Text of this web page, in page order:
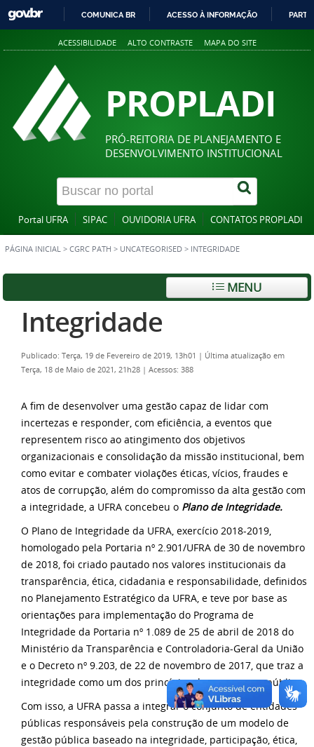
PARA
COMUNICA BR ACESSO À INFORMAÇÃO
ACESSIBILIDADE ALTO CONTRASTE MAPA DO SITE
PROPLADI
PRÓ-REITORIA DE PLANEJAMENTO E
DESENVOLVIMENTO INSTITUCIONAL
Portal UFRA SIPAC OUVIDORIA UFRA CONTATOS PROPLADI
PÁGINA INICIAL > CGRC PATH > UNCATEGORISED > INTEGRIDADE
MENU
Integridade
Publicado: Terça, 19 de Fevereiro de 2019, 13h01 | Última atualização em
Terça, 18 de Maio de 2021, 21h28 | Acessos: 388
A fim de desenvolver uma gestão capaz de lidar com
incertezas e responder, com eficiência, a eventos que
representem risco ao atingimento dos objetivos
organizacionais e consolidação da missão institucional, bem
como evitar e combater violações éticas, vícios, fraudes e
atos de corrupção, além do compromisso da alta gestão com
a integridade, a UFRA concebeu o Plano de Integridade.
O Plano de Integridade da UFRA, exercício 2018-2019,
homologado pela Portaria nº 2.901/UFRA de 30 de novembro
de 2018, foi criado pautado nos valores institucionais da
transparência, ética, cidadania e responsabilidade, definidos
no Planejamento Estratégico da UFRA, e teve por base as
orientações para implementação do Programa de
Integridade da Portaria nº 1.089 de 25 de abril de 2018 do
Ministério da Transparência e Controladoria-Geral da União
e o Decreto nº 9.203, de 22 de novembro de 2017, que traz a
integridade como um dos princípios da governança pública.
Com isso, a UFRA passa a integrar o conjunto de entidades
públicas responsáveis pela construção de um modelo de
gestão pública baseado na integridade, participação, ética,